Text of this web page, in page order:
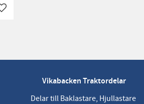
Lägg till i favoriter
Vikabacken Traktordelar
Delar till Baklastare, Hjullastare